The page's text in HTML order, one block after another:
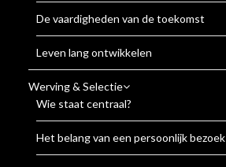
De vaardigheden van de toekomst
Leven lang ontwikkelen
Werving & Selectie
Wie staat centraal?
Het belang van een persoonlijk bezoek